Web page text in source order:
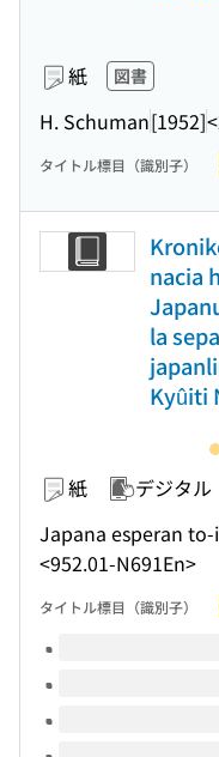
紙 図書
H. Schuman[1952]
タイトル標目（識別子）
nacia
la
Kyûiti
紙 デジタル
Japana esperan
<952.01-N691En>
タイトル標目（識別子）
このタイトルの巻号